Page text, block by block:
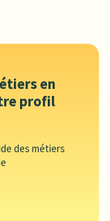
en
profil
des métiers